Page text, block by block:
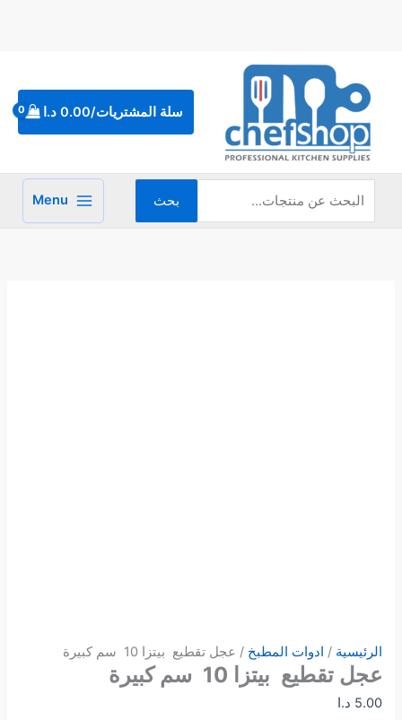
سلة المشتريات/0.00 د.ا
عن:
بحث Menu
الرئيسية / ادوات المطبخ / عجل تقطيع بيتزا 10 سم كبيرة
عجل تقطيع بيتزا 10 سم كبيرة
5.00 د.ا